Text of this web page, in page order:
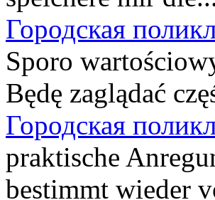
Городская
Sporo
Będę zaglądać
Городская
praktische
bestimmt wieder